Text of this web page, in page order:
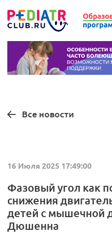
Все новости
16 Июля 2025 17:49:00
Фазовый угол как
снижения
детей с мышечной
Дюшенна